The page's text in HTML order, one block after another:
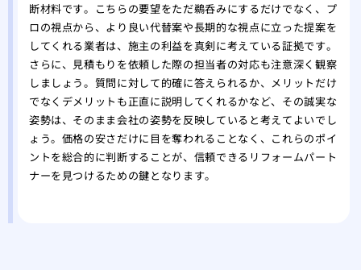
断材料です。こちらの要望をただ鵜呑みにするだけでなく、プ
ロの視点から、より良い代替案や長期的な視点に立った提案を
してくれる業者は、施主の利益を真剣に考えている証拠です。
さらに、見積もりを依頼した際の担当者の対応も注意深く観察
しましょう。質問に対して的確に答えられるか、メリットだけ
でなくデメリットも正直に説明してくれるかなど、その誠実な
姿勢は、そのまま会社の姿勢を反映していると考えてよいでし
ょう。価格の安さだけに目を奪われることなく、これらのポイ
ントを総合的に判断することが、信頼できるリフォームパート
ナーを見つけるための鍵となります。